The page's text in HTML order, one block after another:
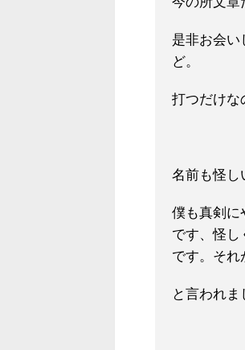
是非お会い
ど。
打つだけな
名前も怪し
僕も真剣に
です、怪し
です。それ
と言われま